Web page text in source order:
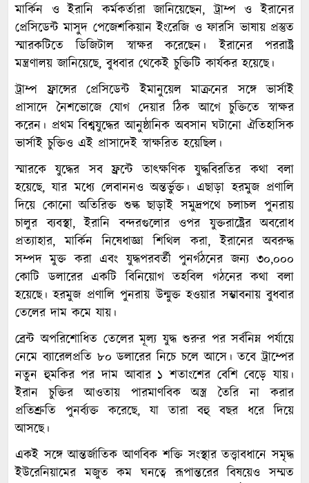
মার্কিন ও ইরানি কর্মকর্তারা জানিয়েছেন, ট্রাম্প ও ইরানের
প্রেসিডেন্ট মাসুদ পেজেশকিয়ান ইংরেজি ও ফারসি ভাষায় প্রস্তুত
স্মারকটিতে ডিজিটাল স্বাক্ষর করেছেন। ইরানের পররাষ্ট্র
মন্ত্রণালয় জানিয়েছে, বুধবার থেকেই চুক্তিটি কার্যকর হয়েছে।
ট্রাম্প ফ্রান্সের প্রেসিডেন্ট ইমানুয়েল মাক্রনের সঙ্গে ভার্সাই
প্রাসাদে নৈশভোজে যোগ দেয়ার ঠিক আগে চুক্তিতে স্বাক্ষর
করেন। প্রথম বিশ্বযুদ্ধের আনুষ্ঠানিক অবসান ঘটানো ঐতিহাসিক
ভার্সাই চুক্তিও এই প্রাসাদেই স্বাক্ষরিত হয়েছিল।
স্মারকে যুদ্ধের সব ফ্রন্টে তাৎক্ষণিক যুদ্ধবিরতির কথা বলা
হয়েছে, যার মধ্যে লেবাননও অন্তর্ভুক্ত। এছাড়া হরমুজ প্রণালি
দিয়ে কোনো অতিরিক্ত শুল্ক ছাড়াই সমুদ্রপথে চলাচল পুনরায়
চালুর ব্যবস্থা, ইরানি বন্দরগুলোর ওপর যুক্তরাষ্ট্রের অবরোধ
প্রত্যাহার, মার্কিন নিষেধাজ্ঞা শিথিল করা, ইরানের অবরুদ্ধ
সম্পদ মুক্ত করা এবং যুদ্ধপরবর্তী পুনর্গঠনের জন্য ৩০,০০০
কোটি ডলারের একটি বিনিয়োগ তহবিল গঠনের কথা বলা
হয়েছে। হরমুজ প্রণালি পুনরায় উন্মুক্ত হওয়ার সম্ভাবনায় বুধবার
তেলের দাম কমে যায়।
ব্রেন্ট অপরিশোধিত তেলের মূল্য যুদ্ধ শুরুর পর সর্বনিম্ন পর্যায়ে
নেমে ব্যারেলপ্রতি ৮০ ডলারের নিচে চলে আসে। তবে ট্রাম্পের
নতুন হুমকির পর দাম আবার ১ শতাংশের বেশি বেড়ে যায়।
ইরান চুক্তির আওতায় পারমাণবিক অস্ত্র তৈরি না করার
প্রতিশ্রুতি পুনর্ব্যক্ত করেছে, যা তারা বহু বছর ধরে দিয়ে
আসছে।
একই সঙ্গে আন্তর্জাতিক আণবিক শক্তি সংস্থার তত্ত্বাবধানে সমৃদ্ধ
ইউরেনিয়ামের মজুত কম ঘনত্বে রূপান্তরের বিষয়েও সম্মত